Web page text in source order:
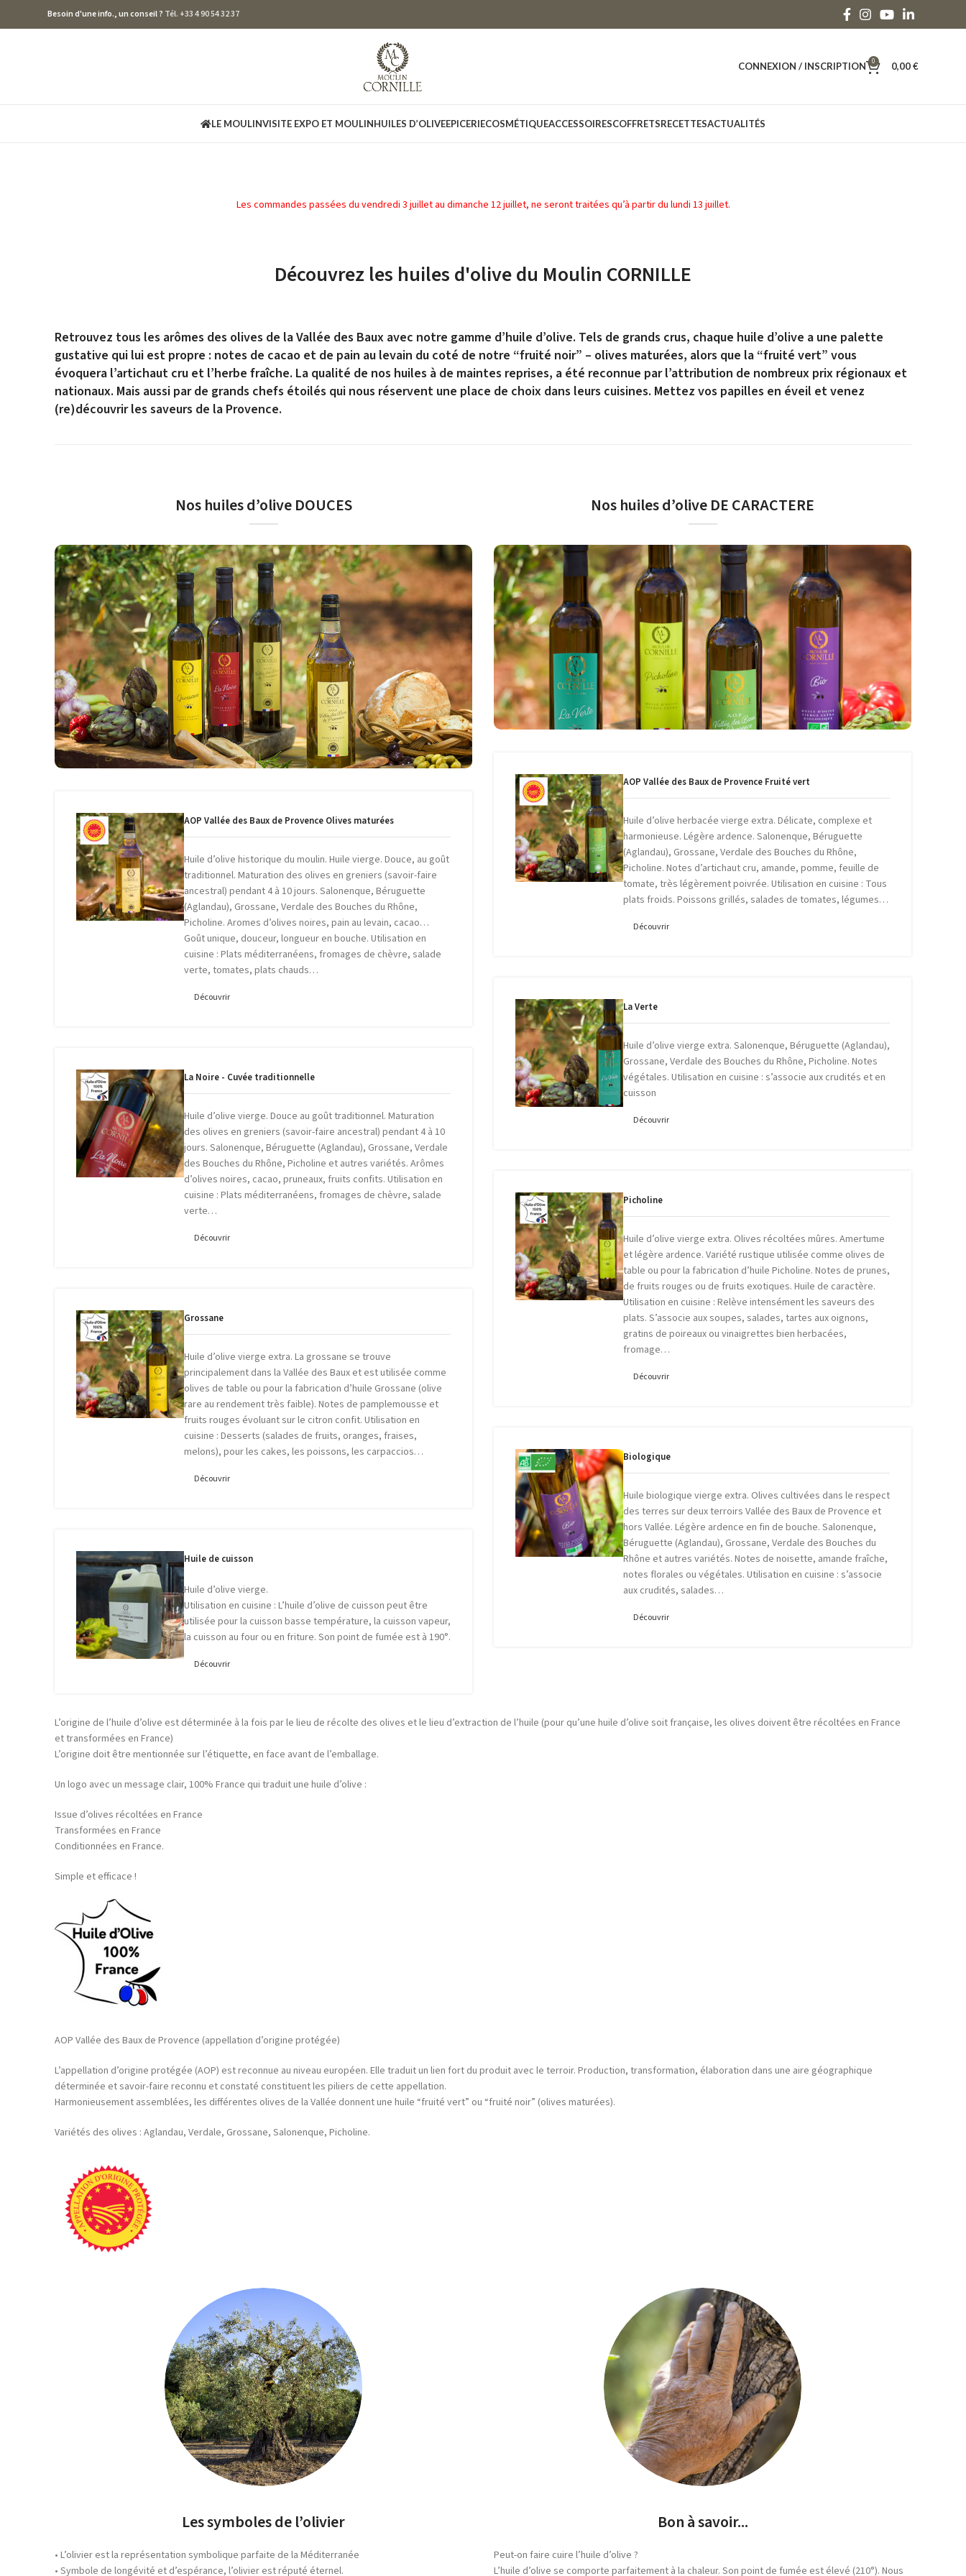
Besoin d'une info., un conseil ? Tél. +33 4 90 54 32 37
CONNEXION / INSCRIPTION 0 0,00€
LE MOULINVISITE EXPO ET MOULINHUILES D’OLIVEEPICERIECOSMÉTIQUEACCESSOIRESCOFFRETSRECETTESACTUALITÉS
Les commandes passées du vendredi 3 juillet au dimanche 12 juillet, ne seront traitées qu’à partir du lundi 13 juillet.
Découvrez les huiles d'olive du Moulin CORNILLE
Retrouvez tous les arômes des olives de la Vallée des Baux avec notre gamme d’huile d’olive. Tels de grands crus, chaque huile d’olive a une palette
gustative qui lui est propre : notes de cacao et de pain au levain du coté de notre “fruité noir” – olives maturées, alors que la “fruité vert” vous
évoquera l’artichaut cru et l’herbe fraîche. La qualité de nos huiles à de maintes reprises, a été reconnue par l’attribution de nombreux prix régionaux et
nationaux. Mais aussi par de grands chefs étoilés qui nous réservent une place de choix dans leurs cuisines. Mettez vos papilles en éveil et venez
(re)découvrir les saveurs de la Provence.
Nos huiles d’olive DOUCES
Une huile d’olive douce souligne délicatement la saveur de votre plat. Elle est subtile,
délicate et présente peu ou pas d’amertume ou d’ardence.
Elle s’exprimera à la fois sur du chaud ou du froid, avec une belle présence des arômes et
une longueur en bouche exceptionnelle.
Parmi les emblématiques huiles olive douces du Moulin Cornille, on retrouve l’AOP Vallée
des Baux de Provence olives maturées ou La noire. Ce sont des huiles d’olive au goût à
l’ancienne. Elles sont issues d’olives qui sont stockées et maturées pendant 3 à 8 jours,
dans des conditions appropriées et maîtrisées, avant extraction. Elles délivrent des notes
de pate d’olive, de cacao ou d’artichaut cuit.
L’huile d’olive de grossane est un fruité vert d’une douceur exceptionnelle. Ses arômes
beurrés, herbacés, de pamplemousse ou de fruits rouges lui confèrent une texture
onctueuse avec peu d’amertume et de piquant.
AOP Vallée des Baux de Provence Olives maturées
Huile d’olive historique du moulin. Huile vierge. Douce, au goût
traditionnel. Maturation des olives en greniers (savoir-faire
ancestral) pendant 4 à 10 jours. Salonenque, Béruguette
(Aglandau), Grossane, Verdale des Bouches du Rhône,
Picholine. Aromes d’olives noires, pain au levain, cacao…
Goût unique, douceur, longueur en bouche. Utilisation en
cuisine : Plats méditerranéens, fromages de chèvre, salade
verte, tomates, plats chauds…
Découvrir
La Noire - Cuvée traditionnelle
Huile d’olive vierge. Douce au goût traditionnel. Maturation
des olives en greniers (savoir-faire ancestral) pendant 4 à 10
jours. Salonenque, Béruguette (Aglandau), Grossane, Verdale
des Bouches du Rhône, Picholine et autres variétés. Arômes
d’olives noires, cacao, pruneaux, fruits confits. Utilisation en
cuisine : Plats méditerranéens, fromages de chèvre, salade
verte…
Découvrir
Grossane
Huile d’olive vierge extra. La grossane se trouve
principalement dans la Vallée des Baux et est utilisée comme
olives de table ou pour la fabrication d’huile Grossane (olive
rare au rendement très faible). Notes de pamplemousse et
fruits rouges évoluant sur le citron confit. Utilisation en
cuisine : Desserts (salades de fruits, oranges, fraises,
melons), pour les cakes, les poissons, les carpaccios…
Découvrir
Huile de cuisson
Huile d’olive vierge.
Utilisation en cuisine : L’huile d’olive de cuisson peut être
utilisée pour la cuisson basse température, la cuisson vapeur,
la cuisson au four ou en friture. Son point de fumée est à 190°.
Découvrir
Nos huiles d’olive DE CARACTERE
Une huile d’olive de caractère est puissante et intense, c’est un fruité vert.
Cette huile est extraite d’olives fraîches, récoltées en cours de maturité. Elle peut
présenter une amertume légère à moyenne, les notes gustatives sont végétales,
herbacées, feuilles de tomates ou artichaut cru.
On la remarque à la première inhalation, elle donne du tonus à vos plats.
Parmi les emblématiques huiles de caractère du Moulin Cornille, on retrouve l’AOP Vallée
des Baux de Provence Fruité vert, la Verte, la Picholine et la Bio.
AOP Vallée des Baux de Provence Fruité vert
Huile d’olive herbacée vierge extra. Délicate, complexe et
harmonieuse. Légère ardence. Salonenque, Béruguette
(Aglandau), Grossane, Verdale des Bouches du Rhône,
Picholine. Notes d’artichaut cru, amande, pomme, feuille de
tomate, très légèrement poivrée. Utilisation en cuisine : Tous
plats froids. Poissons grillés, salades de tomates, légumes…
Découvrir
La Verte
Huile d’olive vierge extra. Salonenque, Béruguette (Aglandau),
Grossane, Verdale des Bouches du Rhône, Picholine. Notes
végétales. Utilisation en cuisine : s’associe aux crudités et en
cuisson
Découvrir
Picholine
Huile d’olive vierge extra. Olives récoltées mûres. Amertume
et légère ardence. Variété rustique utilisée comme olives de
table ou pour la fabrication d’huile Picholine. Notes de prunes,
de fruits rouges ou de fruits exotiques. Huile de caractère.
Utilisation en cuisine : Relève intensément les saveurs des
plats. S’associe aux soupes, salades, tartes aux oignons,
gratins de poireaux ou vinaigrettes bien herbacées,
fromage…
Découvrir
Biologique
Huile biologique vierge extra. Olives cultivées dans le respect
des terres sur deux terroirs Vallée des Baux de Provence et
hors Vallée. Légère ardence en fin de bouche. Salonenque,
Béruguette (Aglandau), Grossane, Verdale des Bouches du
Rhône et autres variétés. Notes de noisette, amande fraîche,
notes florales ou végétales. Utilisation en cuisine : s’associe
aux crudités, salades…
Découvrir
L’origine de l’huile d’olive est déterminée à la fois par le lieu de récolte des olives et le lieu d’extraction de l’huile (pour qu’une huile d’olive soit française, les olives doivent être récoltées en France
et transformées en France)
L’origine doit être mentionnée sur l’étiquette, en face avant de l’emballage.
Un logo avec un message clair, 100% France qui traduit une huile d’olive :
Issue d’olives récoltées en France
Transformées en France
Conditionnées en France.
Simple et efficace !
AOP Vallée des Baux de Provence (appellation d’origine protégée)
L’appellation d’origine protégée (AOP) est reconnue au niveau européen. Elle traduit un lien fort du produit avec le terroir. Production, transformation, élaboration dans une aire géographique
déterminée et savoir-faire reconnu et constaté constituent les piliers de cette appellation.
Harmonieusement assemblées, les différentes olives de la Vallée donnent une huile “fruité vert” ou “fruité noir” (olives maturées).
Variétés des olives : Aglandau, Verdale, Grossane, Salonenque, Picholine.
Les symboles de l’olivier
• L’olivier est la représentation symbolique parfaite de la Méditerranée
• Symbole de longévité et d’espérance, l’olivier est réputé éternel.
Bon à savoir...
Peut-on faire cuire l’huile d’olive ?
L’huile d’olive se comporte parfaitement à la chaleur. Son point de fumée est élevé (210°). Nous